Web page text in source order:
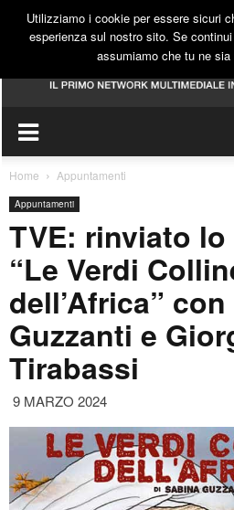
Home Appuntamenti
Appuntamenti
TVE: rinviato
“Le Verdi
dell’Africa”
Guzzanti e
Tirabassi
9 MARZO 2024
Utilizziamo i cookie per essere sicuri
esperienza sul nostro sito. Se
assumiamo che tu ne sia